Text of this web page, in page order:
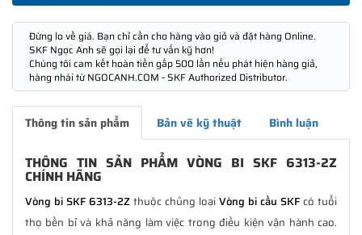
Đừng lo về giá. Bạn chỉ cần cho hàng vào giỏ và đặt hàng Online.
SKF Ngọc Anh sẽ gọi lại để tư vấn kỹ hơn!
Chúng tôi cam kết hoàn tiền gấp 500 lần nếu phát hiện hàng giả,
hàng nhái từ NGOCANH.COM - SKF Authorized Distributor.
Thông tin sản phẩm Bản vẽ kỹ thuật Bình luận
THÔNG TIN SẢN PHẨM VÒNG BI SKF 6313-2Z
CHÍNH HÃNG
Vòng bi SKF 6313-2Zthuộc chủng loạiVòng bi cầu SKFcó tuổi
thọ bền bỉ và khả năng làm việc trong điều kiện vận hành cao.